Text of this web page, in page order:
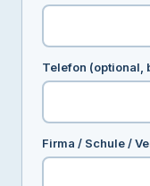
Telefon (optional,
Firma / Schule /